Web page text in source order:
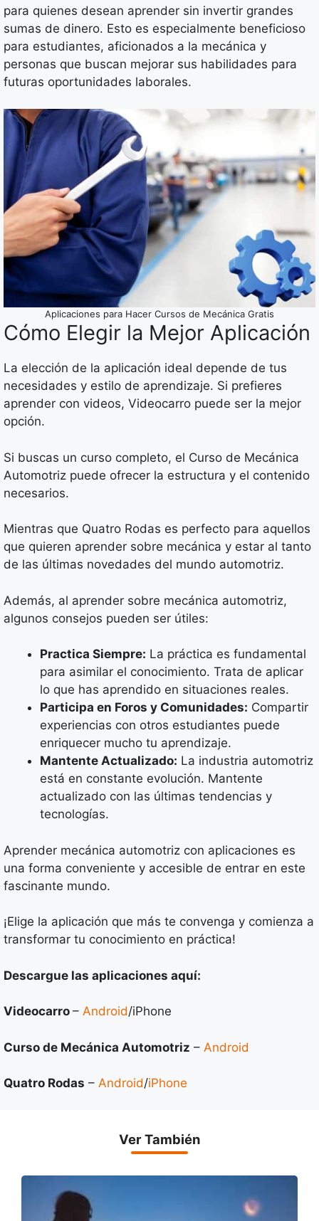
para quienes desean aprender sin invertir grandes
sumas de dinero. Esto es especialmente beneficioso
para estudiantes, aficionados a la mecánica y
personas que buscan mejorar sus habilidades para
futuras oportunidades laborales.
Aplicaciones para Hacer Cursos de Mecánica Gratis
Cómo Elegir la Mejor Aplicación
La elección de la aplicación ideal depende de tus
necesidades y estilo de aprendizaje. Si prefieres
aprender con videos, Videocarro puede ser la mejor
opción.
Si buscas un curso completo, el Curso de Mecánica
Automotriz puede ofrecer la estructura y el contenido
necesarios.
Mientras que Quatro Rodas es perfecto para aquellos
que quieren aprender sobre mecánica y estar al tanto
de las últimas novedades del mundo automotriz.
Además, al aprender sobre mecánica automotriz,
algunos consejos pueden ser útiles:
Practica Siempre: La práctica es fundamental
para asimilar el conocimiento. Trata de aplicar
lo que has aprendido en situaciones reales.
Participa en Foros y Comunidades: Compartir
experiencias con otros estudiantes puede
enriquecer mucho tu aprendizaje.
Mantente Actualizado: La industria automotriz
está en constante evolución. Mantente
actualizado con las últimas tendencias y
tecnologías.
Aprender mecánica automotriz con aplicaciones es
una forma conveniente y accesible de entrar en este
fascinante mundo.
¡Elige la aplicación que más te convenga y comienza a
transformar tu conocimiento en práctica!
Descargue las aplicaciones aquí:
Videocarro – Android/iPhone
Curso de Mecánica Automotriz – Android
Quatro Rodas – Android/iPhone
Ver También